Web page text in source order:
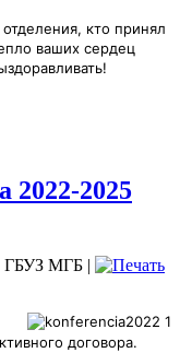
кто принял
ваших сердец
2022-2025
ГБУЗ МГБ |
договора.